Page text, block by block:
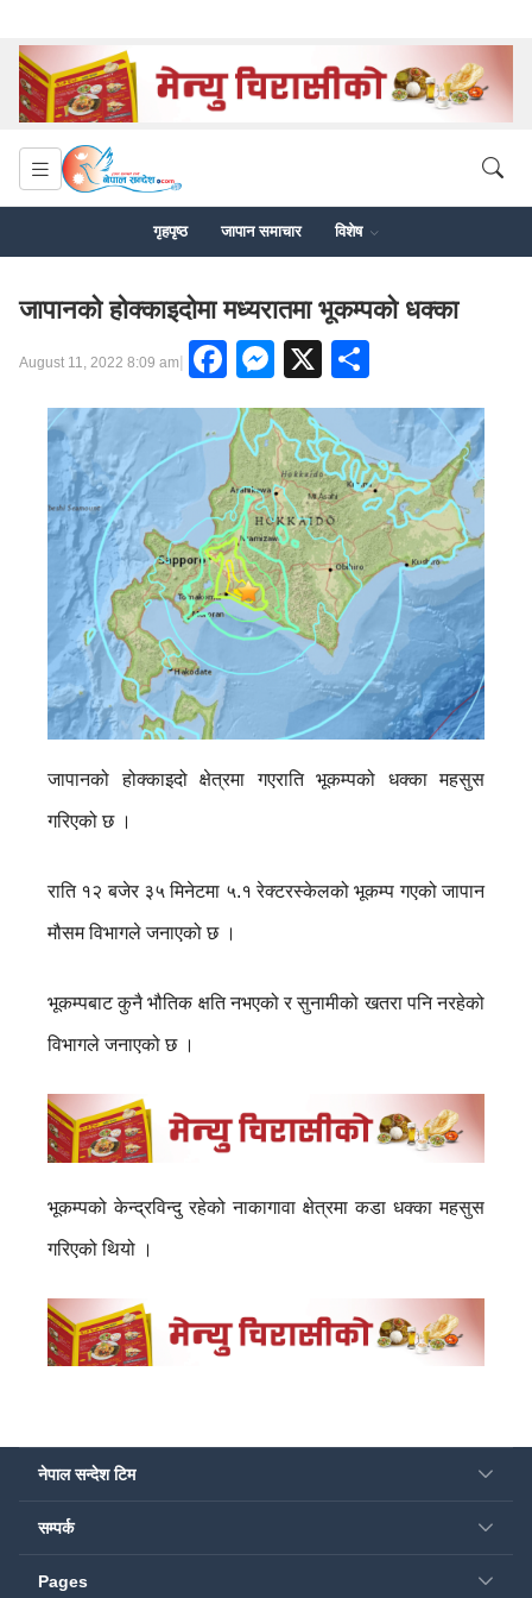
गृहपृष्ठ जापान समाचार विशेष
जापानको होक्काइदोमा मध्यरातमा भूकम्पको धक्का
August 11, 2022 8:09 am| Facebook
Messenger
X
जापानको होक्काइदो क्षेत्रमा गएराति भूकम्पको धक्का महसुस
गरिएको छ ।
राति १२ बजेर ३५ मिनेटमा ५.१ रेक्टरस्केलको भूकम्प गएको जापान
मौसम विभागले जनाएको छ ।
भूकम्पबाट कुनै भौतिक क्षति नभएको र सुनामीको खतरा पनि नरहेको
विभागले जनाएको छ ।
भूकम्पको केन्द्रविन्दु रहेको नाकागावा क्षेत्रमा कडा धक्का महसुस
गरिएको थियो ।
नेपाल सन्देश टिम
सम्पर्क
Pages